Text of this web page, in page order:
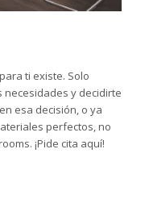
ti existe. Solo
y decidirte
esa decisión, o ya
perfectos, no
¡Pide cita aquí!